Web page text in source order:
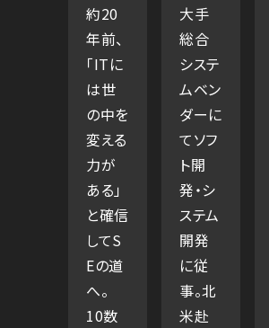
約20
年前、
「ITに
は世
の中を
変える
力が
ある」
と確信
してS
Eの道
へ。
10数
大手
総合
システ
ムベン
ダーに
てソフ
ト開
発・シ
ステム
開発
に従
事。北
米赴